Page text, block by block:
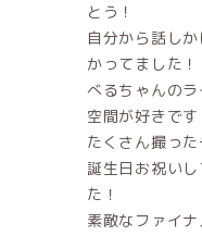
とう！
自分から話し
かってました！
べるちゃんの
空間が好きです
たくさん撮っ
誕生日お祝い
た！
素敵なファイ